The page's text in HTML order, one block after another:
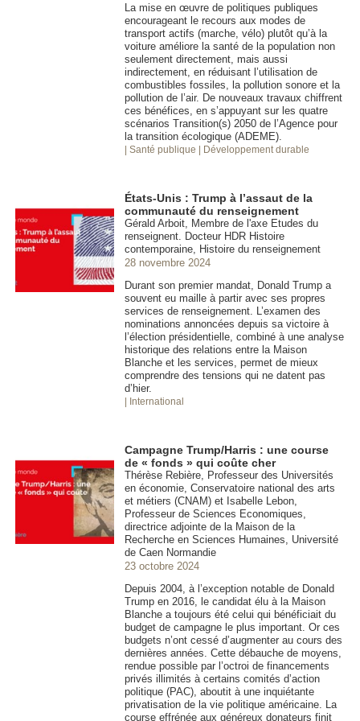
La mise en œuvre de politiques publiques
encourageant le recours aux modes de
transport actifs (marche, vélo) plutôt qu’à la
voiture améliore la santé de la population non
seulement directement, mais aussi
indirectement, en réduisant l’utilisation de
combustibles fossiles, la pollution sonore et la
pollution de l’air. De nouveaux travaux chiffrent
ces bénéfices, en s’appuyant sur les quatre
scénarios Transition(s) 2050 de l’Agence pour
la transition écologique (ADEME).
| Santé publique | Développement durable
États-Unis : Trump à l’assaut de la
communauté du renseignement
Gérald Arboit, Membre de l'axe Etudes du
renseignent. Docteur HDR Histoire
contemporaine, Histoire du renseignement
28 novembre 2024
Durant son premier mandat, Donald Trump a
souvent eu maille à partir avec ses propres
services de renseignement. L’examen des
nominations annoncées depuis sa victoire à
l’élection présidentielle, combiné à une analyse
historique des relations entre la Maison
Blanche et les services, permet de mieux
comprendre des tensions qui ne datent pas
d’hier.
| International
Campagne Trump/Harris : une course
de « fonds » qui coûte cher
Thérèse Rebière, Professeur des Universités
en économie, Conservatoire national des arts
et métiers (CNAM) et Isabelle Lebon,
Professeur de Sciences Economiques,
directrice adjointe de la Maison de la
Recherche en Sciences Humaines, Université
de Caen Normandie
23 octobre 2024
Depuis 2004, à l’exception notable de Donald
Trump en 2016, le candidat élu à la Maison
Blanche a toujours été celui qui bénéficiait du
budget de campagne le plus important. Or ces
budgets n’ont cessé d’augmenter au cours des
dernières années. Cette débauche de moyens,
rendue possible par l’octroi de financements
privés illimités à certains comités d’action
politique (PAC), aboutit à une inquiétante
privatisation de la vie politique américaine. La
course effrénée aux généreux donateurs finit